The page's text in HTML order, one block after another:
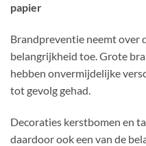
papier
Brandpreventie neemt over
belangrijkheid toe. Grote
hebben onvermijdelijke
tot gevolg gehad.
Decoraties kerstbomen en
daardoor ook een van de